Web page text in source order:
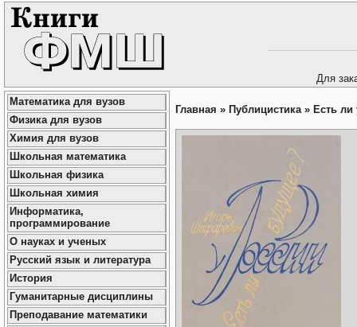
Для
Математика для вузов
Физика для вузов
Химия для вузов
Школьная математика
Школьная физика
Школьная химия
Информатика,
программирование
О науках и ученых
Русский язык и литература
История
Гуманитарные дисциплины
Преподавание математики
Главная » Публицистика » Есть